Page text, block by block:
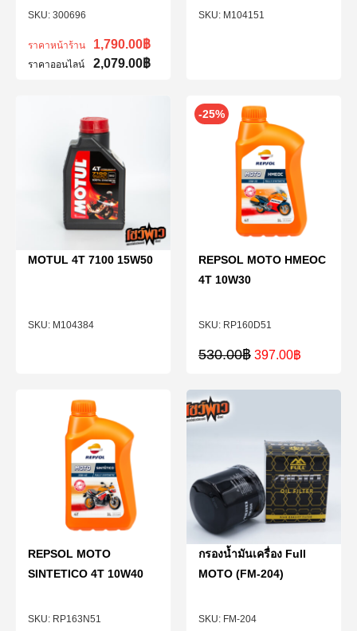
300696
ราคาหน้าร้าน 1,790.00฿
ราคาออนไลน์ 2,079.00฿
M104151
M104384
MOTUL 4T 7100 15W50
-25%
RP160D51
REPSOL MOTO HMEOC
4T 10W30
530.00฿ 397.00฿
RP163N51
REPSOL MOTO
SINTETICO 4T 10W40
FM-204
กรองน้ำมันเครื่อง Full
MOTO (FM-204)